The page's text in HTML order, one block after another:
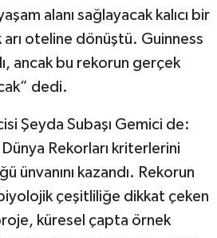
alanı sağlayacak kalıcı bir
oteline dönüştü. Guinness
ancak bu rekorun gerçek
dedi.
Şeyda Subaşı Gemici de:
Rekorları kriterlerini
ünvanını kazandı. Rekorun
biyolojik çeşitliliğe dikkat çeken
küresel çapta örnek